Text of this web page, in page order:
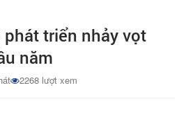
triển nhảy vọt
năm
2268 lượt xem